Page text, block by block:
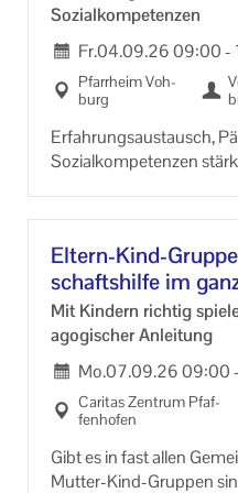
So­zi­al­kom­pe­ten­zen
Fr.04.09.2609:00-
Pfarr­heim Voh­
burg
Er­fah­rungs­aus­tausch,
So­zi­al­kom­pe­ten­zen
Eltern-​Kind-
schafts­hil­fe im
Mit Kin­dern rich­tig
ago­gi­scher An­lei­tung
Mo.07.09.2609:00-
Ca­ri­tas Zen­trum Pfaf­
fen­ho­fen
Gibt es in fast allen
Mutter-​Kind-Gruppen